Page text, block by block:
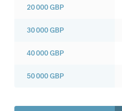
20 000GBP
30 000GBP
40 000GBP
50 000GBP